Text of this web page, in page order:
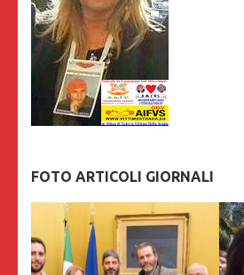
FOTO ARTICOLI GIORNALI